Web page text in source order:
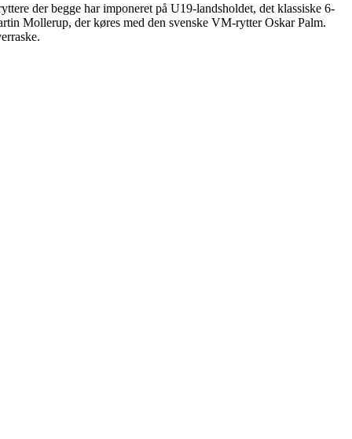
der begge har imponeret på U19-landsholdet, det klassiske 6-
Mollerup, der køres med den svenske VM-rytter Oskar Palm.